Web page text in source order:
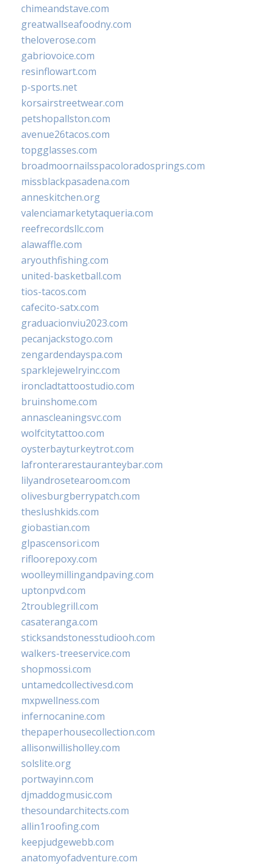
chimeandstave.com
greatwallseafoodny.com
theloverose.com
gabriovoice.com
resinflowart.com
p-sports.net
korsairstreetwear.com
petshopallston.com
avenue26tacos.com
topgglasses.com
broadmoornailsspacoloradosprings.com
missblackpasadena.com
anneskitchen.org
valenciamarketytaqueria.com
reefrecordsllc.com
alawaffle.com
aryouthfishing.com
united-basketball.com
tios-tacos.com
cafecito-satx.com
graduacionviu2023.com
pecanjackstogo.com
zengardendayspa.com
sparklejewelryinc.com
ironcladtattoostudio.com
bruinshome.com
annascleaningsvc.com
wolfcitytattoo.com
oysterbayturkeytrot.com
lafronterarestauranteybar.com
lilyandrosetearoom.com
olivesburgberrypatch.com
theslushkids.com
giobastian.com
glpascensori.com
rifloorepoxy.com
woolleymillingandpaving.com
uptonpvd.com
2troublegrill.com
casateranga.com
sticksandstonesstudiooh.com
walkers-treeservice.com
shopmossi.com
untamedcollectivesd.com
mxpwellness.com
infernocanine.com
thepaperhousecollection.com
allisonwillisholley.com
solslite.org
portwayinn.com
djmaddogmusic.com
thesoundarchitects.com
allin1roofing.com
keepjudgewebb.com
anatomyofadventure.com